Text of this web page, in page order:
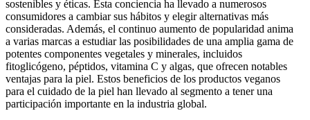
sostenibles y éticas. Esta conciencia ha llevado a numerosos
consumidores a cambiar sus hábitos y elegir alternativas más
consideradas. Además, el continuo aumento de popularidad anima
a varias marcas a estudiar las posibilidades de una amplia gama de
potentes componentes vegetales y minerales, incluidos
fitoglicógeno, péptidos, vitamina C y algas, que ofrecen notables
ventajas para la piel. Estos beneficios de los productos veganos
para el cuidado de la piel han llevado al segmento a tener una
participación importante en la industria global.